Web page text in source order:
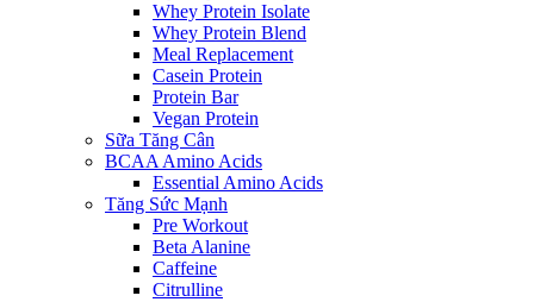
Whey Protein Isolate
Whey Protein Blend
Meal Replacement
Casein Protein
Protein Bar
Vegan Protein
Sữa Tăng Cân
BCAA Amino Acids
Essential Amino Acids
Tăng Sức Mạnh
Pre Workout
Beta Alanine
Caffeine
Citrulline